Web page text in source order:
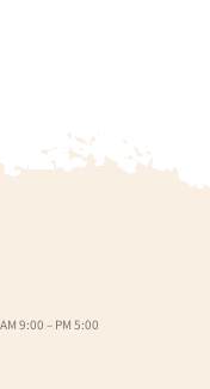
9:00 – PM 5:00